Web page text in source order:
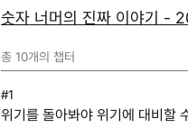
숫자 너머의 진짜 이야기 -
총 10개의 챕터
#1
위기를 돌아봐야 위기에 대비할